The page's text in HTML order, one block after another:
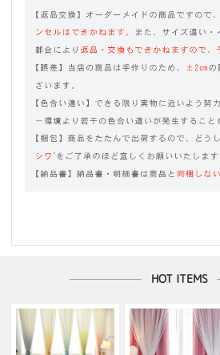
HOT ITEMS